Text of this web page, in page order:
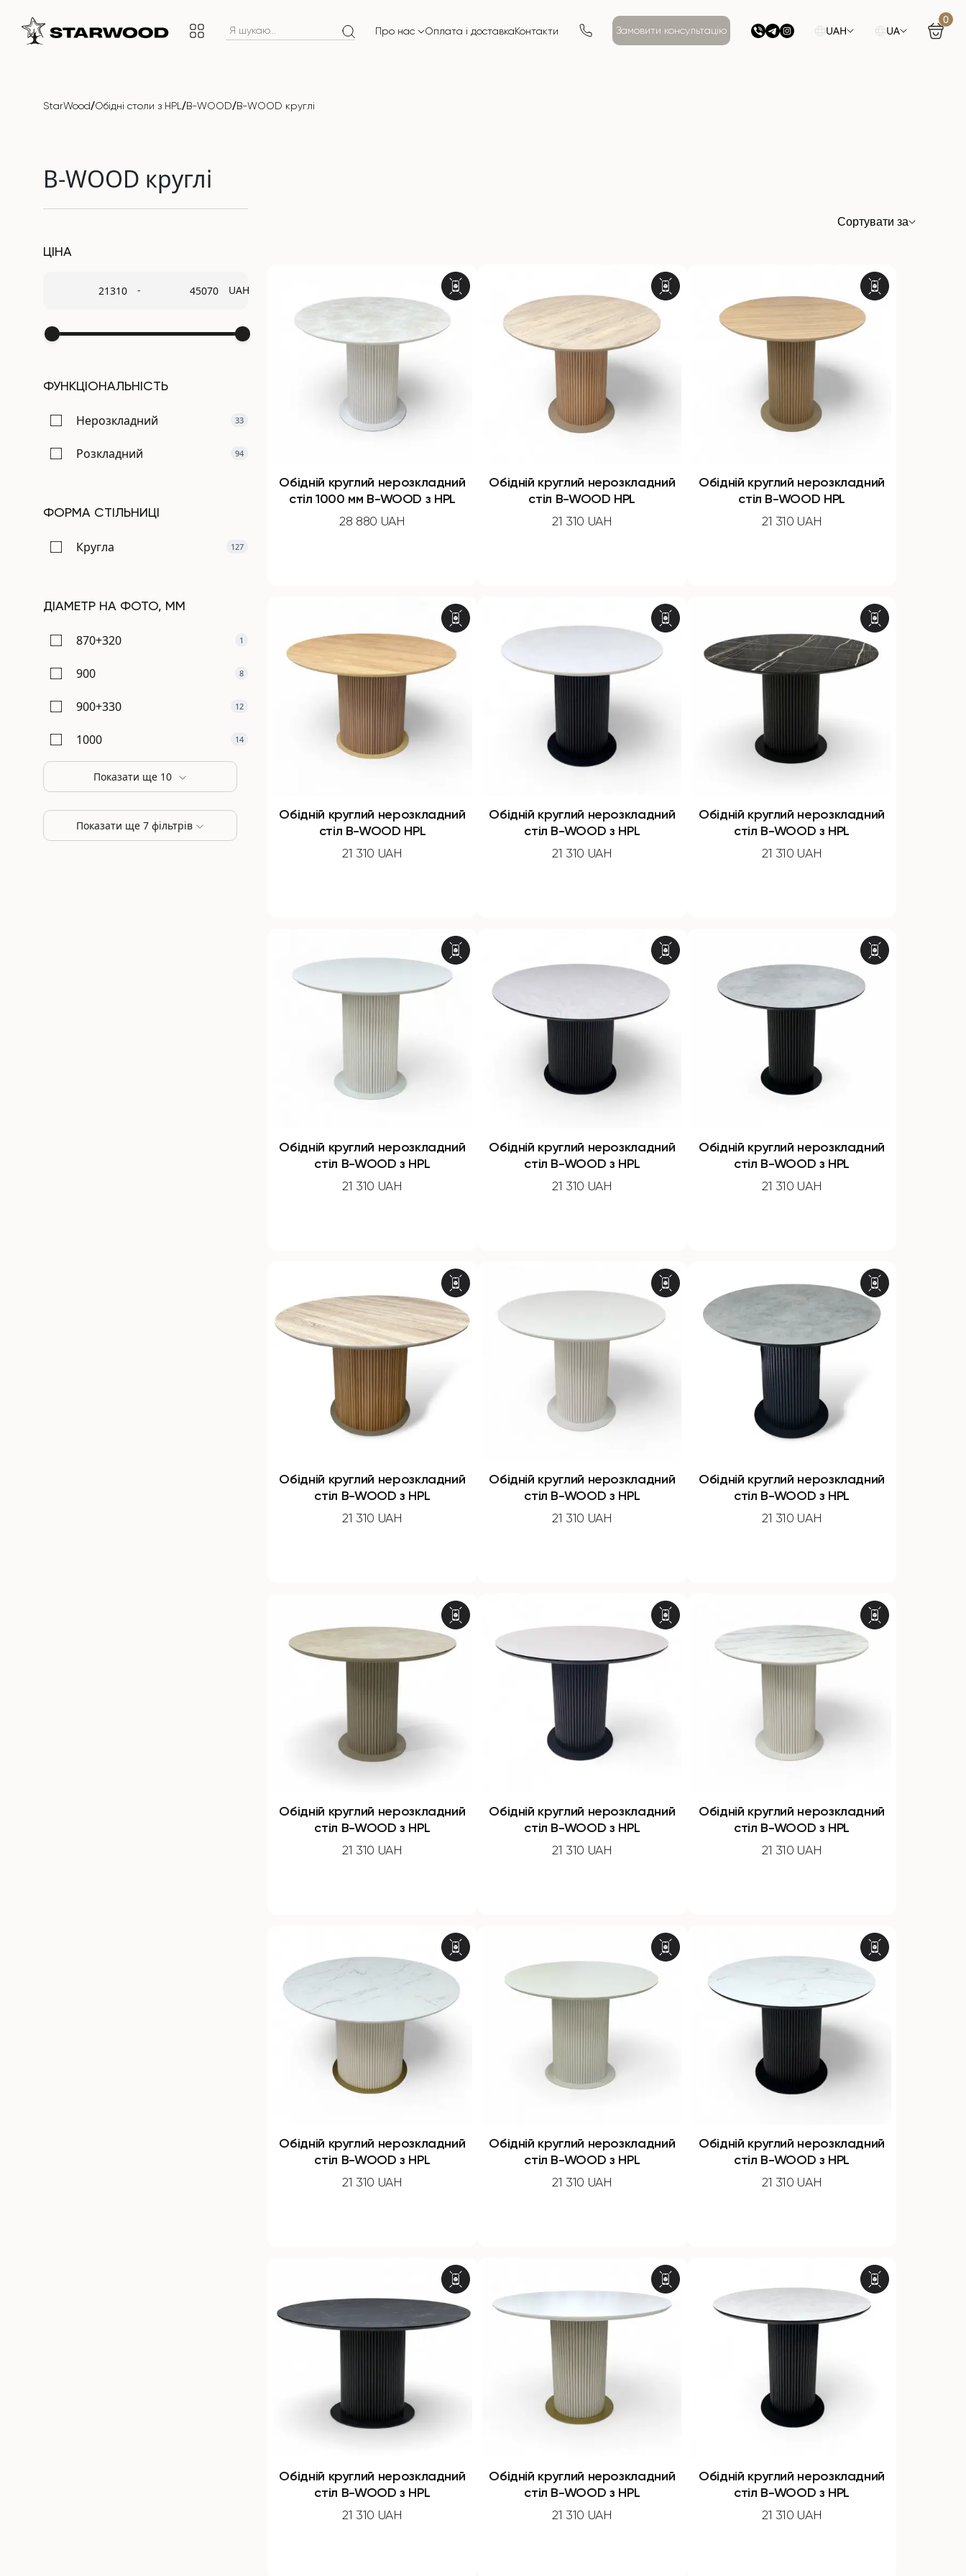
Про нас Оплата і доставкаКонтакти Замовити консультацію UAH UA
0
StarWood/Обідні столи з HPL /B-WOOD/B-WOOD круглі
B-WOOD круглі
ЦІНА
- UAH
ФУНКЦІОНАЛЬНІСТЬ
Нерозкладний 33
Розкладний 94
ФОРМА СТІЛЬНИЦІ
Кругла 127
ДІАМЕТР НА ФОТО, ММ
870+320 1
900 8
900+330 12
1000 14
Показати ще 10
Показати ще 7 фільтрів
Сортувати за
Обідній круглий нерозкладний
стіл 1000 мм B-WOOD з HPL
28 880 UAH
Обідній круглий нерозкладний
стіл B-WOOD HPL
21 310 UAH
Обідній круглий нерозкладний
стіл B-WOOD HPL
21 310 UAH
Обідній круглий нерозкладний
стіл B-WOOD HPL
21 310 UAH
Обідній круглий нерозкладний
стіл B-WOOD з HPL
21 310 UAH
Обідній круглий нерозкладний
стіл B-WOOD з HPL
21 310 UAH
Обідній круглий нерозкладний
стіл B-WOOD з HPL
21 310 UAH
Обідній круглий нерозкладний
стіл B-WOOD з HPL
21 310 UAH
Обідній круглий нерозкладний
стіл B-WOOD з HPL
21 310 UAH
Обідній круглий нерозкладний
стіл B-WOOD з HPL
21 310 UAH
Обідній круглий нерозкладний
стіл B-WOOD з HPL
21 310 UAH
Обідній круглий нерозкладний
стіл B-WOOD з HPL
21 310 UAH
Обідній круглий нерозкладний
стіл B-WOOD з HPL
21 310 UAH
Обідній круглий нерозкладний
стіл B-WOOD з HPL
21 310 UAH
Обідній круглий нерозкладний
стіл B-WOOD з HPL
21 310 UAH
Обідній круглий нерозкладний
стіл B-WOOD з HPL
21 310 UAH
Обідній круглий нерозкладний
стіл B-WOOD з HPL
21 310 UAH
Обідній круглий нерозкладний
стіл B-WOOD з HPL
21 310 UAH
Обідній круглий нерозкладний
стіл B-WOOD з HPL
21 310 UAH
Обідній круглий нерозкладний
стіл B-WOOD з HPL
21 310 UAH
Обідній круглий нерозкладний
стіл B-WOOD з HPL
21 310 UAH